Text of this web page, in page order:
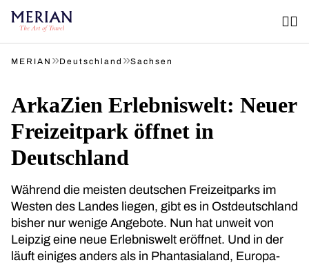
MERIAN »Deutschland »Sachsen
ArkaZien Erlebniswelt: Neuer
Freizeitpark öffnet in
Deutschland
Während die meisten deutschen Freizeitparks im
Westen des Landes liegen, gibt es in Ostdeutschland
bisher nur wenige Angebote. Nun hat unweit von
Leipzig eine neue Erlebniswelt eröffnet. Und in der
läuft einiges anders als in Phantasialand, Europa-